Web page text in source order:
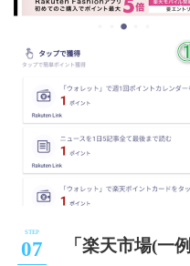
「楽天市場(一